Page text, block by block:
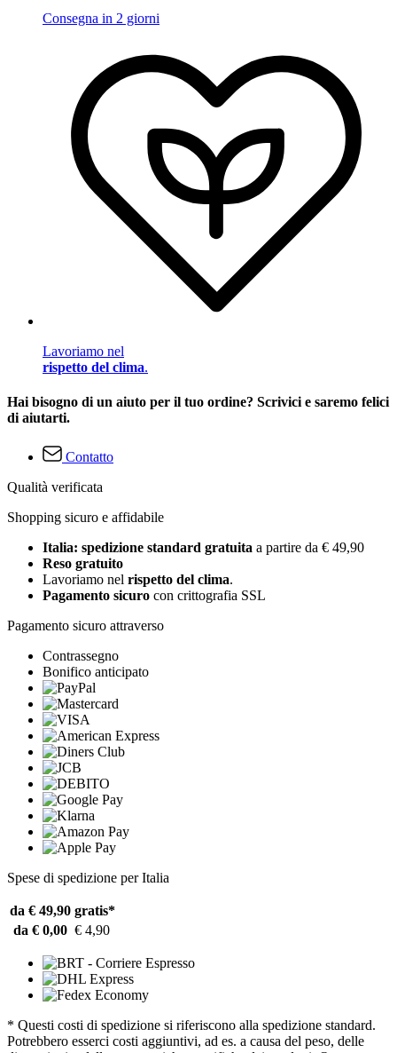
Consegna in 2 giorni
Lavoriamo nel
rispetto del clima.
Hai bisogno di un aiuto per il tuo ordine? Scrivici e saremo felici
di aiutarti.
Contatto
Qualità verificata
Shopping sicuro e affidabile
Italia: spedizione standard gratuita a partire da € 49,90
Reso gratuito
Lavoriamo nel rispetto del clima.
Pagamento sicuro con crittografia SSL
Pagamento sicuro attraverso
Contrassegno
Bonifico anticipato
Spese di spedizione per Italia
da € 49,90 gratis*
da € 0,00 € 4,90
* Questi costi di spedizione si riferiscono alla spedizione standard.
Potrebbero esserci costi aggiuntivi, ad es. a causa del peso, delle